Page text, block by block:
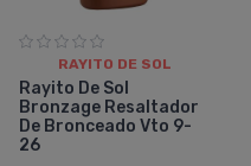
RAYITO DE SOL
Rayito De Sol
Bronzage Resaltador
De Bronceado Vto 9-
26